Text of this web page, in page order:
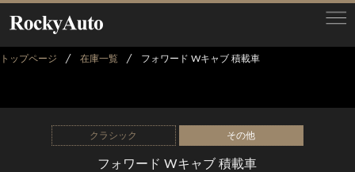
トップページ 在庫一覧 フォワード Wキャブ 積載車
クラシック その他
フォワード Wキャブ 積載車